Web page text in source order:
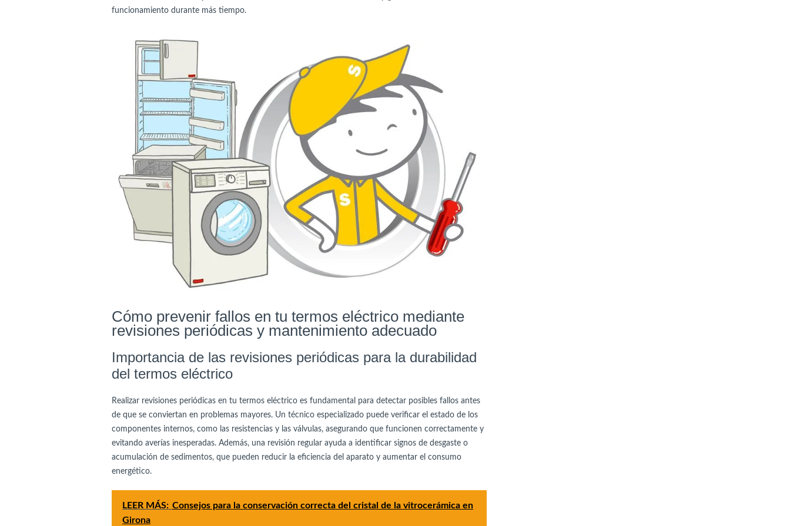
funcionamiento durante más tiempo.
Cómo prevenir fallos en tu termos eléctrico mediante
revisiones periódicas y mantenimiento adecuado
Importancia de las revisiones periódicas para la durabilidad
del termos eléctrico
Realizar revisiones periódicas en tu termos eléctrico es fundamental para detectar posibles fallos antes
de que se conviertan en problemas mayores. Un técnico especializado puede verificar el estado de los
componentes internos, como las resistencias y las válvulas, asegurando que funcionen correctamente y
evitando averías inesperadas. Además, una revisión regular ayuda a identificar signos de desgaste o
acumulación de sedimentos, que pueden reducir la eficiencia del aparato y aumentar el consumo
energético.
LEER MÁS: Consejos para la conservación correcta del cristal de la vitrocerámica en
Girona